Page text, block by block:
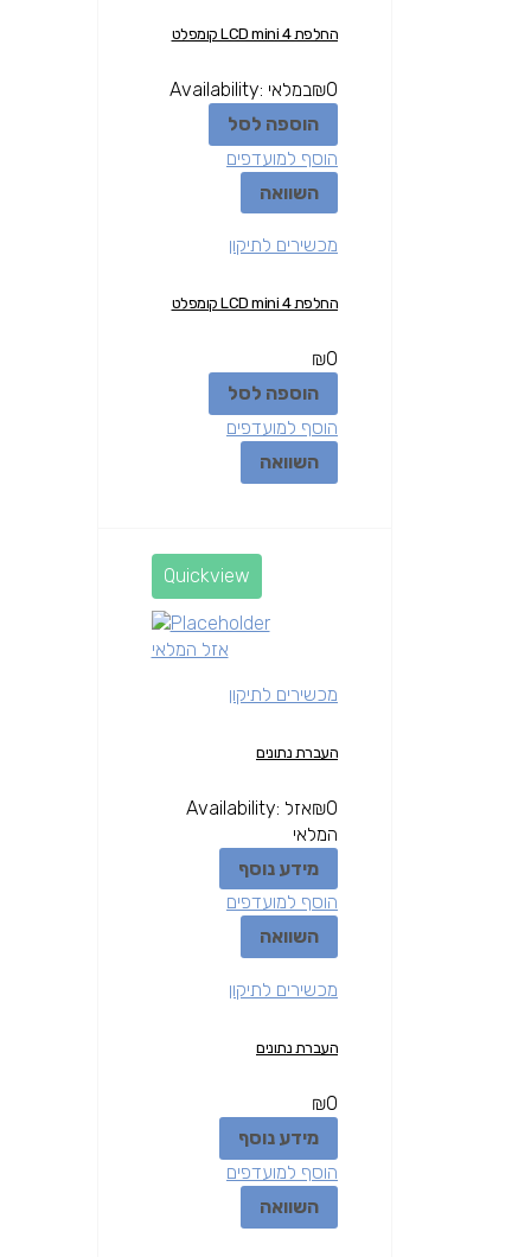
החלפת LCD mini 4 קומפלט
₪0
Availability: במלאי
הוספה לסל
הוסף למועדפים
השוואה
מכשירים לתיקון
החלפת LCD mini 4 קומפלט
₪0
הוספה לסל
הוסף למועדפים
השוואה
Quickview
אזל המלאי
מכשירים לתיקון
העברת נתונים
₪0
Availability: אזל
המלאי
מידע נוסף
הוסף למועדפים
השוואה
מכשירים לתיקון
העברת נתונים
₪0
מידע נוסף
הוסף למועדפים
השוואה